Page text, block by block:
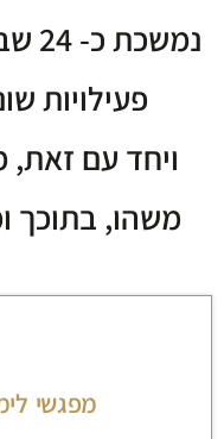
נמשכת כ- 24 שבועות,
פעילויות
ויחד עם זאת,
משהו, בתוכך
מפגשי